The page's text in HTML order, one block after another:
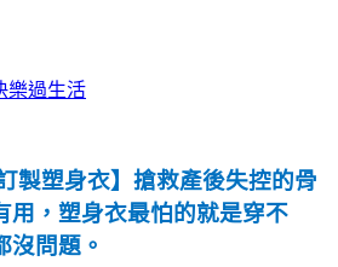
樂過生活
製塑身衣】搶救產後失控的骨
用，塑身衣最怕的就是穿不
沒問題。